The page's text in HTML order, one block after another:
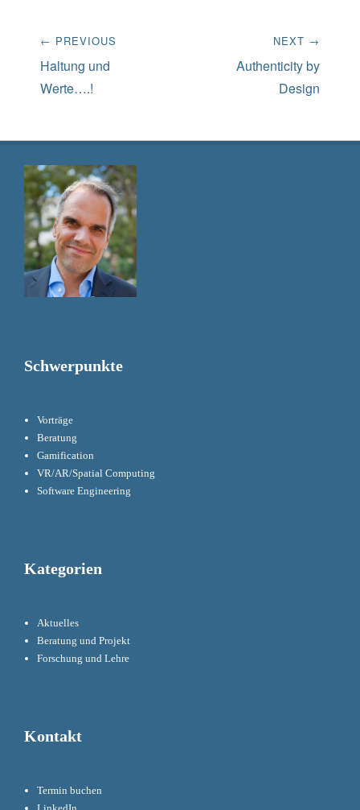
Beitrags-
Navigation
← PREVIOUS
Previous
post:
Haltung und
Werte….!
NEXT →
Authenticity by
Design
Schwerpunkte
Vorträge
Beratung
Gamification
VR/AR/Spatial Computing
Software Engineering
Kategorien
Aktuelles
Beratung und Projekt
Forschung und Lehre
Kontakt
Termin buchen